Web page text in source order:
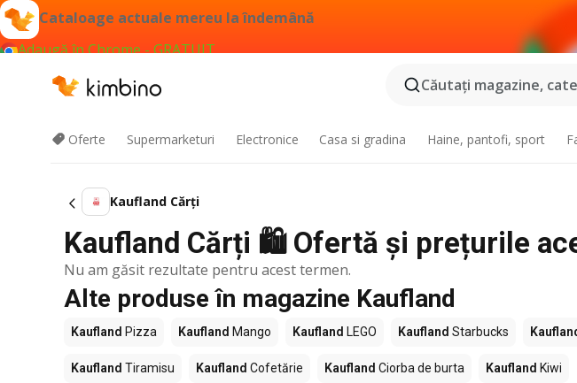
Cataloage actuale mereu la îndemână
Adaugă în Chrome - GRATUIT
Căutaţi magazine,
Oferte Supermarketuri Electronice Casa si gradina Haine, pantofi, sport
Kaufland Cărți
Kaufland Cărți 🛍️ Ofertă și prețurile
Nu am găsit rezultate pentru acest termen.
Alte produse în magazine Kaufland
Kaufland Pizza Kaufland Mango Kaufland LEGO Kaufland Starbucks
Kaufland Tiramisu Kaufland Cofetărie Kaufland Ciorba de burta Kaufland Kiwi